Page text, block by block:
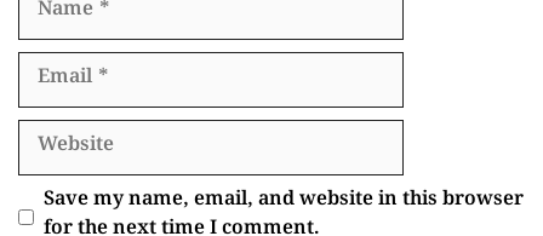
Email
Website
Save my name, email, and website in this browser